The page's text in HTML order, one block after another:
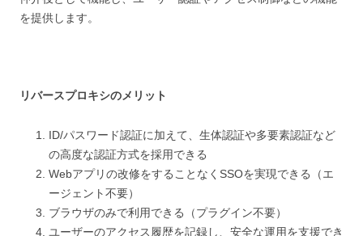
を提供します。
リバースプロキシのメリット
ID/パスワード認証に加えて、生体認証や多要素認証など
の高度な認証方式を採用できる
Webアプリの改修をすることなくSSOを実現できる（エ
ージェント不要）
ブラウザのみで利用できる（プラグイン不要）
ユーザーのアクセス履歴を記録し、安全な運用を支援でき